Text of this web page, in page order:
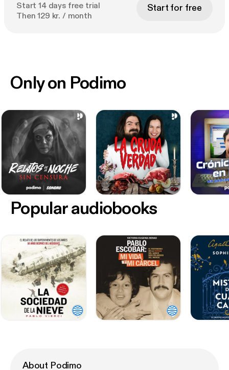
Start 14 days free trial
Then 129 kr. / month
Start for free
Only on Podimo
Popular audiobooks
About Podimo